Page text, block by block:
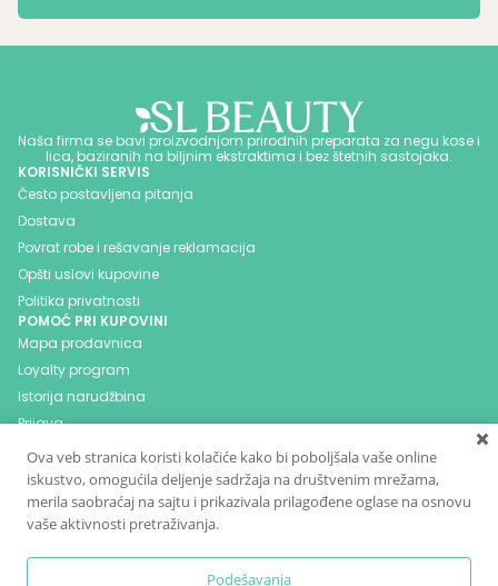
Naša firma se bavi proizvodnjom prirodnih preparata za negu kose i
lica, baziranih na biljnim ekstraktima i bez štetnih sastojaka.
KORISNIČKI SERVIS
Često postavljena pitanja
Dostava
Povrat robe i rešavanje reklamacija
Opšti uslovi kupovine
Politika privatnosti
POMOĆ PRI KUPOVINI
Mapa prodavnica
Loyalty program
Istorija narudžbina
Prijava
Blog
Kontakt
PRATITE NAS NA DRUŠTVENIM MREŽAMA
Ova veb stranica koristi kolačiće kako bi poboljšala vaše online
iskustvo, omogućila deljenje sadržaja na društvenim mrežama,
merila saobraćaj na sajtu i prikazivala prilagođene oglase na osnovu
vaše aktivnosti pretraživanja.
Podešavanja